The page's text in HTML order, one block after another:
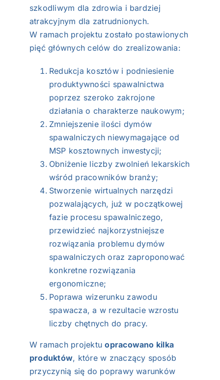
szkodliwym dla zdrowia i bardziej
atrakcyjnym dla zatrudnionych.
W ramach projektu zostało postawionych
pięć głównych celów do zrealizowania:
Redukcja kosztów i podniesienie
produktywności spawalnictwa
poprzez szeroko zakrojone
działania o charakterze naukowym;
Zmniejszenie ilości dymów
spawalniczych niewymagające od
MSP kosztownych inwestycji;
Obniżenie liczby zwolnień lekarskich
wśród pracowników branży;
Stworzenie wirtualnych narzędzi
pozwalających, już w początkowej
fazie procesu spawalniczego,
przewidzieć najkorzystniejsze
rozwiązania problemu dymów
spawalniczych oraz zaproponować
konkretne rozwiązania
ergonomiczne;
Poprawa wizerunku zawodu
spawacza, a w rezultacie wzrostu
liczby chętnych do pracy.
W ramach projektuopracowano kilka
produktów, które w znaczący sposób
przyczynią się do poprawy warunków